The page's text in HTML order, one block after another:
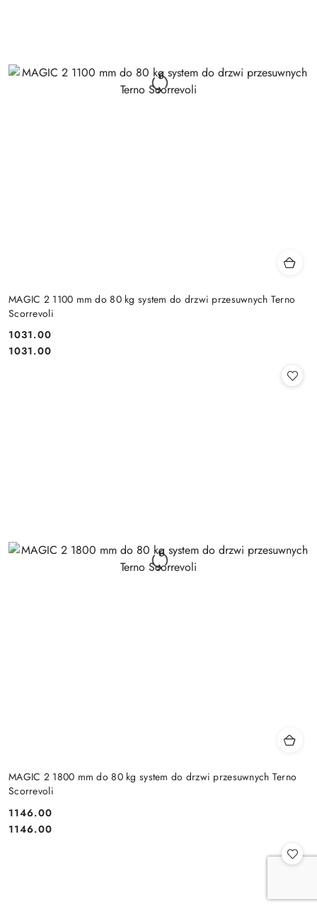
MAGIC 2 1100 mm do 80 kg system do drzwi przesuwnych Terno
Scorrevoli
Cena:
1031.00
Cena:
1031.00
MAGIC 2 1800 mm do 80 kg system do drzwi przesuwnych Terno
Scorrevoli
Cena:
1146.00
Cena:
1146.00